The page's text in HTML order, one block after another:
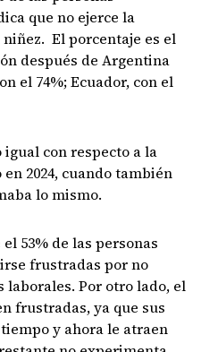
que no ejerce la
El porcentaje es el
después de Argentina
el 74%; Ecuador, con el
con respecto a la
2024, cuando también
lo mismo.
53% de las personas
frustradas por no
laborales. Por otro lado, el
frustradas, ya que sus
y ahora le atraen